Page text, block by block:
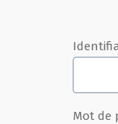
Mot de